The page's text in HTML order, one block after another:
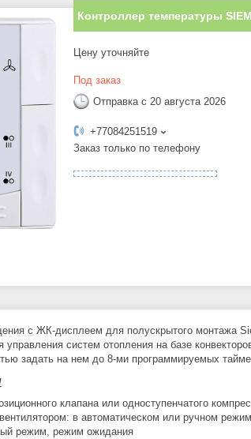
Контроллер температуры
Цену уточняйте
Под заказ
Отправка с 20 августа 2026
+77084251519
Заказ только по телефону
с ЖК-дисплеем для полускрытого монтажа
систем отопления на базе
задать на нем до 8-ми программируемых
клапана или одноступенчатого
в автоматическом или ручном
режим, режим ожидания